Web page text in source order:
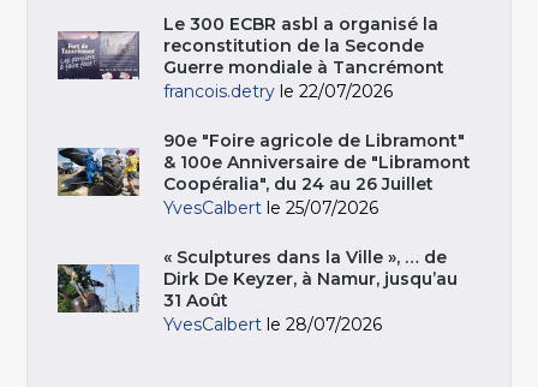
Le 300 ECBR asbl a organisé la
reconstitution de la Seconde
Guerre mondiale à Tancrémont
francois.detry le 22/07/2026
90e "Foire agricole de Libramont"
& 100e Anniversaire de "Libramont
Coopéralia", du 24 au 26 Juillet
YvesCalbert le 25/07/2026
« Sculptures dans la Ville », … de
Dirk De Keyzer, à Namur, jusqu’au
31 Août
YvesCalbert le 28/07/2026